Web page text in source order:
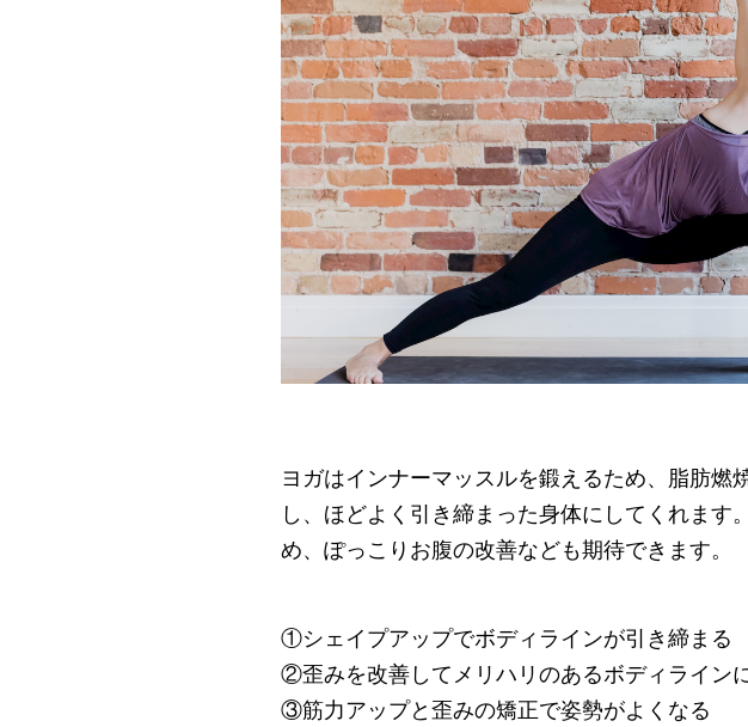
ヨガはインナーマッスルを鍛えるため、脂肪燃
し、ほどよく引き締まった身体にしてくれます
め、ぽっこりお腹の改善なども期待できます。
①シェイプアップでボディラインが引き締まる
②歪みを改善してメリハリのあるボディライン
③筋力アップと歪みの矯正で姿勢がよくなる